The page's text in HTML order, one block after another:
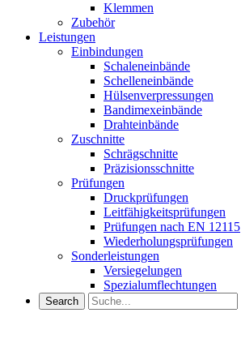
Klemmen
Zubehör
Leistungen
Einbindungen
Schaleneinbände
Schelleneinbände
Hülsenverpressungen
Bandimexeinbände
Drahteinbände
Zuschnitte
Schrägschnitte
Präzisionsschnitte
Prüfungen
Druckprüfungen
Leitfähigkeitsprüfungen
Prüfungen nach EN 12115
Wiederholungsprüfungen
Sonderleistungen
Versiegelungen
Spezialumflechtungen